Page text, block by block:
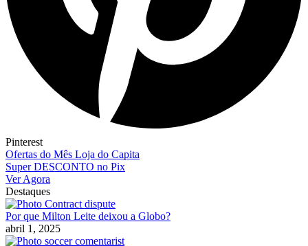
Pinterest
Ofertas do Mês Loja do Capita
Super DESCONTO no Pix
Ver Agora
Destaques
Por que Milton Leite deixou a Globo?
abril 1, 2025